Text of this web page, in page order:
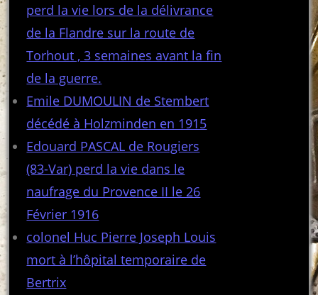
perd la vie lors de la délivrance
de la Flandre sur la route de
Torhout , 3 semaines avant la fin
de la guerre.
Emile DUMOULIN de Stembert
décédé à Holzminden en 1915
Edouard PASCAL de Rougiers
(83-Var) perd la vie dans le
naufrage du Provence II le 26
Février 1916
colonel Huc Pierre Joseph Louis
mort à l’hôpital temporaire de
Bertrix